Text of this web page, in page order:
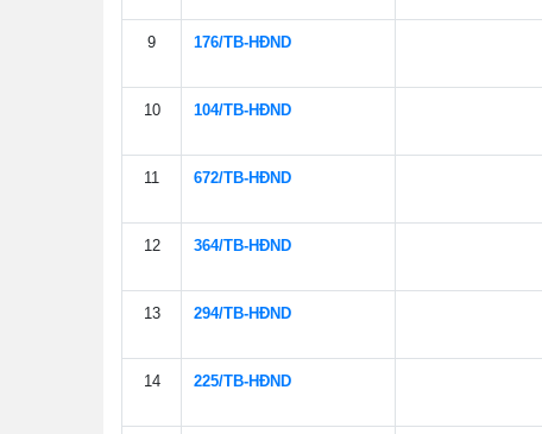
9 176/TB-HÐND
10 104/TB-HÐND
11 672/TB-HÐND
12 364/TB-HÐND
13 294/TB-HÐND
14 225/TB-HÐND